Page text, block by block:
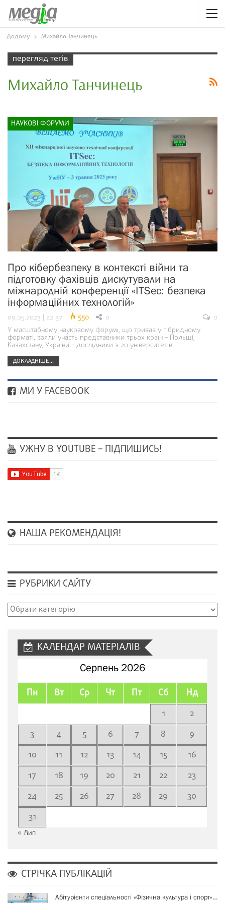
Додому Михайло Танчинець
перегляд теґів
Михайло Танчинець
НАУКОВІ ФОРУМИ
Про кібербезпеку в контексті війни та
підготовку фахівців дискутували на
міжнародній конференції «ITSec: безпека
інформаційних технологій»
09.05.2023 | 22:37 550 0
0
У масштабному науковому форумі, що тривав у гібридному
форматі, взяли участь представники трьох країн – Польщі,
Казахстану, України – дослідники з 20 університетів.
ДОКЛАДНІШЕ...
МИ У FACEBOOK
УЖНУ В YOUTUBE – ПІДПИШИСЬ!
НАША РЕКОМЕНДАЦІЯ!
РУБРИКИ САЙТУ
Рубрики
КАЛЕНДАР МАТЕРІАЛІВ
Серпень 2026
Пн Вт Ср Чт Пт Сб Нд
1
2
3
4 5 6 7 8
9
10
11 12 13 14 15
16
17
18 19 20 21 22
23
24
25 26 27 28 29
30
31
« Лип
СТРІЧКА ПУБЛІКАЦІЙ
Абітурієнти спеціальності «Фізична культура і спорт»…